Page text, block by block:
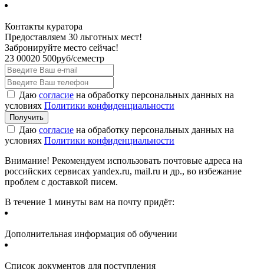
Контакты куратора
Предоставляем 30 льготных мест!
Забронируйте место сейчас!
23 00020 500руб/семестр
Даю согласие на обработку персональных данных на
условиях Политики конфиденциальности
Даю согласие на обработку персональных данных на
условиях Политики конфиденциальности
Внимание! Рекомендуем использовать почтовые адреса на
российских сервисах yandex.ru, mail.ru и др., во избежание
проблем с доставкой писем.
В течение 1 минуты вам на почту придёт:
Дополнительная информация об обучении
Список документов для поступления